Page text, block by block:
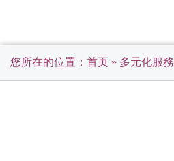
您所在的位置： 首页 » 多元化服務